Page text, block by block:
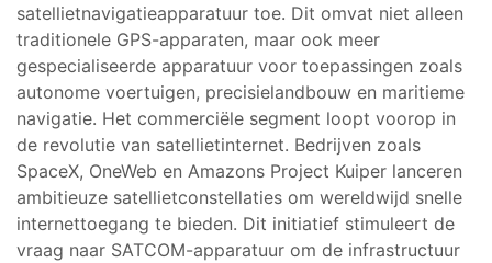
satellietnavigatieapparatuur toe. Dit omvat niet alleen
traditionele GPS-apparaten, maar ook meer
gespecialiseerde apparatuur voor toepassingen zoals
autonome voertuigen, precisielandbouw en maritieme
navigatie. Het commerciële segment loopt voorop in
de revolutie van satellietinternet. Bedrijven zoals
SpaceX, OneWeb en Amazons Project Kuiper lanceren
ambitieuze satellietconstellaties om wereldwijd snelle
internettoegang te bieden. Dit initiatief stimuleert de
vraag naar SATCOM-apparatuur om de infrastructuur